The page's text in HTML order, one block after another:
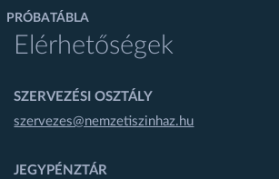
PRÓBATÁBLA
Elérhetőségek
SZERVEZÉSI OSZTÁLY
szervezes@nemzetiszinhaz.hu
JEGYPÉNZTÁR